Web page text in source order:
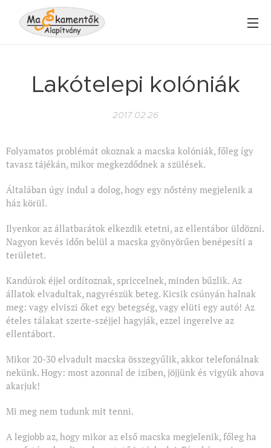
Lakótelepi kolóniák
2017.02.26
Folyamatos problémát okoznak a macska kolóniák, főleg így
tavasz tájékán, mikor megkezdődnek a szülések.
Általában úgy indul a dolog, hogy egy nőstény megjelenik a
ház körül.
Ilyenkor az állatbarátok elkezdik etetni, az ellentábor üldözni.
Nagyon kevés időn belül a macska gyönyörűen benépesíti a
területet.
Kandúrok éjjel ordítoznak, spriccelnek, minden bűzlik. Az
állatok elvadultak, nagyrészük beteg. Kicsik csúnyán halnak
meg: vagy elviszi őket egy betegség, vagy elüti egy autó! Az
ételes tálakat szerte-széjjel hagyják, ezzel ingerelve az
ellentábort.
Mikor 20-30 elvadult macska összegyűlik, akkor telefonálnak
nekünk. Hogy: most azonnal de iziben, jöjjünk és vigyük ahova
akarjuk!
Mi meg nem tudunk mit tenni.
A legjobb az, hogy mikor az első macska megjelenik, főleg ha